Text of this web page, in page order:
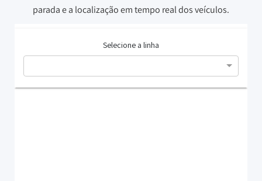
parada e a localização em tempo real dos veículos.